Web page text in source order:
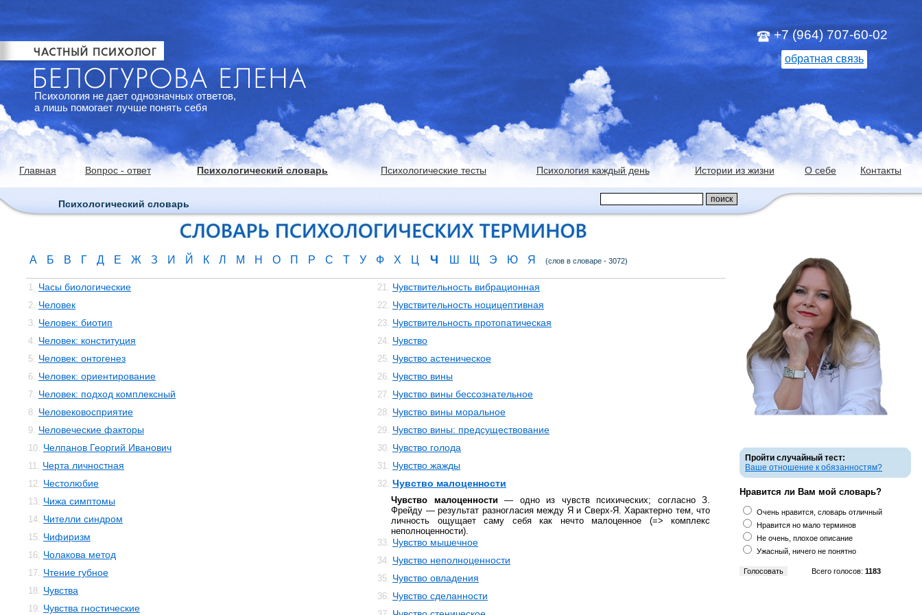
Психология не дает однозначных ответов,
а лишь помогает лучше понять себя
+7 (964) 707-60-02
обратная связь
Главная Вопрос - ответ Психологический словарь Психологические тесты Психология каждый день Истории из жизни О себе Контакты
Психологический словарь
А Б В Г Д Е Ж З И Й К Л М Н О П Р С Т У Ф Х Ц Ч Ш Щ Э Ю Я (слов в словаре - 3072)
1. Часы биологические
2. Человек
3. Человек: биотип
4. Человек: конституция
5. Человек: онтогенез
6. Человек: ориентирование
7. Человек: подход комплексный
8. Человековосприятие
9. Человеческие факторы
10. Челпанов Георгий Иванович
11. Черта личностная
12. Честолюбие
13. Чижа симптомы
14. Чителли синдром
15. Чифиризм
16. Чолакова метод
17. Чтение губное
18. Чувства
19. Чувства гностические
21. Чувствительность вибрационная
22. Чувствительность ноцицептивная
23. Чувствительность протопатическая
24. Чувство
25. Чувство астеническое
26. Чувство вины
27. Чувство вины бессознательное
28. Чувство вины моральное
29. Чувство вины: предсуществование
30. Чувство голода
31. Чувство жажды
32. Чувство малоценности
Чувство малоценности— одно из чувств психических; согласно З.
Фрейду — результат разногласия между Я и Сверх-Я. Характерно тем, что
личность ощущает саму себя как нечто малоценное (=> комплекс
неполноценности).
33. Чувство мышечное
34. Чувство неполноценности
35. Чувство овладения
36. Чувство сделанности
Пройти случайный тест:
Ваше отношение к обязанностям?
Нравится ли Вам мой словарь?
Очень нравится, словарь отличный
Нравится но мало терминов
Не очень, плохое описание
Ужасный, ничего не понятно
Всего голосов: 1183